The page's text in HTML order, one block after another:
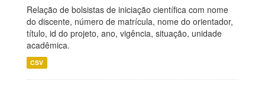
Relação de bolsistas de iniciação científica com nome
do discente, número de matrícula, nome do orientador,
título, id do projeto, ano, vigência, situação, unidade
acadêmica.
CSV